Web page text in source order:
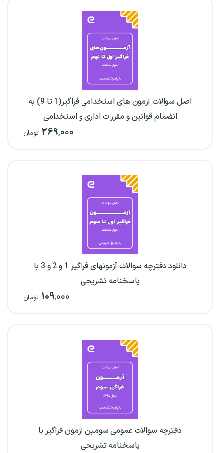
اصل سوالات آزمون های استخدامی فراگیر(1 تا 9) به
انضمام قوانین و مقررات اداری و استخدامی
۲۶۹,۰۰۰ تومان
دانلود دفترچه سوالات آزمونهای فراگیر 1 و 2 و 3 با
پاسخنامه تشریحی
۱۰۹,۰۰۰ تومان
دفترچه سوالات عمومی سومین آزمون فراگیر با
پاسخنامه تشریحی